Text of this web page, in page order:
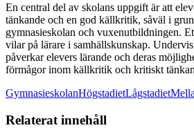
En central del av skolans uppgift är att
tänkande och en god källkritik, såväl i
gymnasieskolan och vuxenutbildningen.
vilar på lärare i samhällskunskap.
påverkar elevers lärande och deras
förmågor inom källkritik och kritiskt
GymnasieskolanHögstadietLågstadiet
Relaterat innehåll